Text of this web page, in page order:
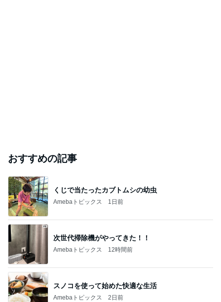
おすすめの記事
くじで当たったカブトムシの幼虫
Amebaトピックス 1日前
次世代掃除機がやってきた！！
Amebaトピックス 12時間前
スノコを使って始めた快適な生活
Amebaトピックス 2日前